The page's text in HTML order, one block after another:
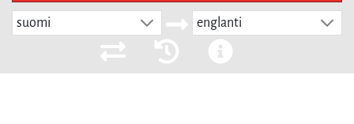
suomi englanti